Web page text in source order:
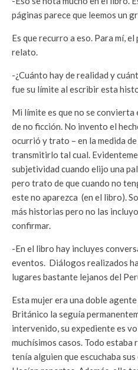
páginas parece que leemos un
Es que recurro a eso. Para mí,
relato.
-¿Cuánto hay de realidad y
fue su límite al escribir esta
Mi límite es que no se
de no ficción. No invento el
ocurrió y trato – en la medida
transmitirlo tal cual.
subjetividad cuando elijo una
pero trato de que cuando no
este no aparezca (en el libro).
más historias pero no las
confirmar.
-En el libro hay incluyes
eventos. Diálogos realizados
lugares bastante lejanos del
Esta mujer era una doble
Británico la seguía
intervenido, su expediente es
muchísimos casos. Todo
tenía alguien que escuchaba